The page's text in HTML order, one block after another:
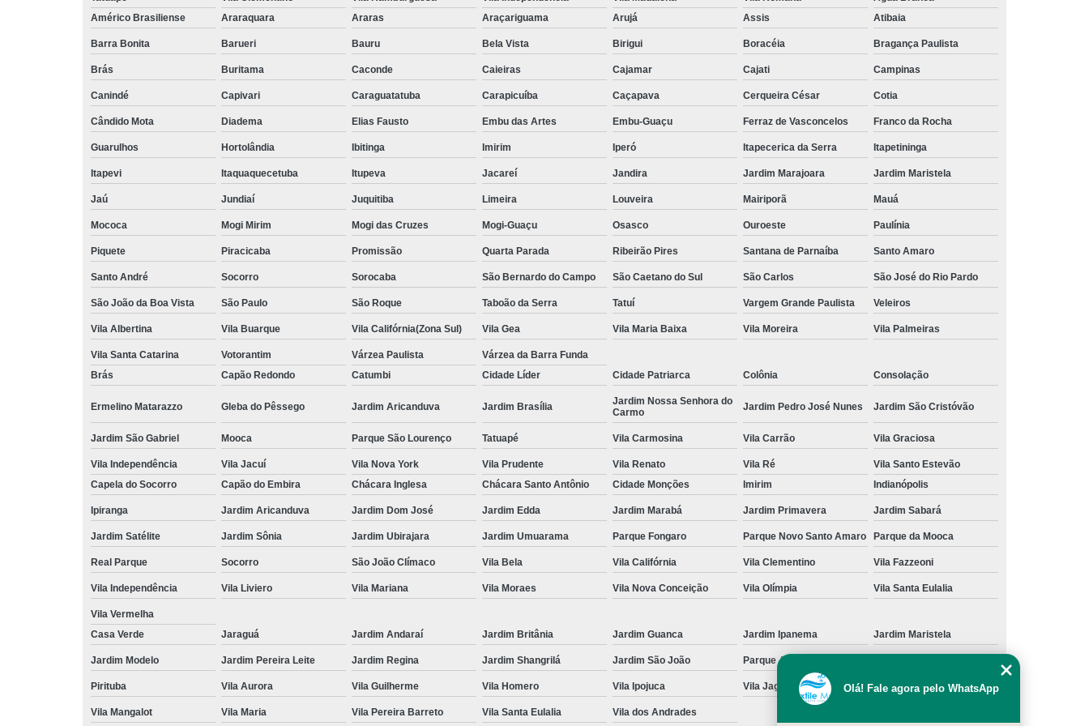
Aluguel de Toalha de Banho Casal
Aluguel Toalha de Banho Fio Penteado
Locação de Toalha de Banho
Locação de Toalha de Banho Algodão
Locação de Toalha de Banho e Rosto
Locação de Toalha de Banho Grande
Locação de Toalha de Banho Industrial
Aluguel de Toalha Branca Manicure
Aluguel de Toalha de Pedicure
Aluguel de Toalha para Manicure Branca
Locação de Toalha de Manicure
Locação de Toalha de Manicure Branca
Locação de Toalha Manicure Pedicure
Locação de Toalha para Manicure
Locação de Toalha para Manicure e Pedicure
Locação de Toalha para Pedicure
Locação de Toalha para Pedicure e Manicure
Locação de Toalhas de Manicure Grande São Paulo
Locação de Toalhas de Manicure São Paulo
Locação de Toalha Banho e Rosto
Locação de Toalha Branca de Rosto
Locação de Toalha de Rosto
Locação de Toalha de Rosto Branca
Locação de Toalha de Rosto e Banho
Locação de Toalha de Rosto Grande São Paulo
Locação de Toalha de Rosto para Salão
Locação de Toalha de Rosto Pequena
Locação de Toalha de Rosto São Paulo
Locação de Toalha para Rosto
Locação de Toalha Rosto Branca
Aluguel de Toalha Industrial Nova
Aluguel de Toalha Industrial Virgem
Aluguel de Toalha para Banheiro
Locação de Toalha Industrial Grande São Paulo
Locação de Toalha Industrial Relavada
Locação de Toalha Industrial São Paulo
Locação de Toalha para Salão de Beleza
Manta Absorção de óleo
Manta Absorvente Azul
Manta Absorvente de óleo
Manta Absorvente Grande São Paulo
Manta Absorvente Industrial
Américo Brasiliense
Araraquara Araras Araçariguama Arujá Assis Atibaia
Barra Bonita Barueri Bauru Bela Vista Birigui Boracéia Bragança Paulista
Brás Buritama Caconde Caieiras Cajamar Cajati Campinas
Canindé Capivari Caraguatatuba Carapicuíba Caçapava Cerqueira César Cotia
Cândido Mota Diadema Elias Fausto Embu das Artes Embu-Guaçu Ferraz de Vasconcelos Franco da Rocha
Guarulhos Hortolândia Ibitinga Imirim Iperó Itapecerica da Serra Itapetininga
Itapevi Itaquaquecetuba Itupeva Jacareí Jandira Jardim Marajoara Jardim Maristela
Jaú Jundiaí Juquitiba Limeira Louveira Mairiporã Mauá
Mococa Mogi Mirim Mogi das Cruzes Mogi-Guaçu Osasco Ouroeste Paulínia
Piquete Piracicaba Promissão Quarta Parada Ribeirão Pires Santana de Parnaíba Santo Amaro
Santo André Socorro Sorocaba São Bernardo do Campo São Caetano do Sul São Carlos São José do Rio Pardo
São João da Boa Vista São Paulo São Roque Taboão da Serra Tatuí Vargem Grande Paulista Veleiros
Vila Albertina Vila Buarque Vila Califórnia(Zona Sul) Vila Gea Vila Maria Baixa Vila Moreira Vila Palmeiras
Vila Santa Catarina Votorantim Várzea Paulista
Várzea da Barra Funda
Brás
Capão Redondo Catumbi Cidade Líder Cidade Patriarca Colônia Consolação
Ermelino Matarazzo Gleba do Pêssego Jardim Aricanduva Jardim Brasília
Jardim Nossa Senhora do
Carmo
Jardim Pedro José Nunes Jardim São Cristóvão
Jardim São Gabriel Mooca Parque São Lourenço Tatuapé Vila Carmosina Vila Carrão Vila Graciosa
Vila Independência Vila Jacuí Vila Nova York Vila Prudente Vila Renato Vila Ré
Vila Santo Estevão
Capela do Socorro
Capão do Embira Chácara Inglesa Chácara Santo Antônio Cidade Monções Imirim Indianópolis
Ipiranga Jardim Aricanduva Jardim Dom José Jardim Edda Jardim Marabá Jardim Primavera Jardim Sabará
Jardim Satélite Jardim Sônia Jardim Ubirajara Jardim Umuarama Parque Fongaro Parque Novo Santo Amaro Parque da Mooca
Real Parque Socorro São João Clímaco Vila Bela Vila Califórnia Vila Clementino Vila Fazzeoni
Vila Independência Vila Liviero Vila Mariana Vila Moraes Vila Nova Conceição Vila Olímpia Vila Santa Eulalia
Vila Vermelha
Casa Verde
Jaraguá Jardim Andaraí Jardim Britânia Jardim Guanca Jardim Ipanema Jardim Maristela
Jardim Modelo Jardim Pereira Leite Jardim Regina Jardim Shangrilá Jardim São João Parque Anhangüera
Pirituba Vila Aurora Vila Guilherme Vila Homero Vila Ipojuca Vila Jaguara Vila Jaraguá
Vila Mangalot Vila Maria Vila Pereira Barreto Vila Santa Eulalia Vila dos Andrades
Olá! Fale agora pelo WhatsApp